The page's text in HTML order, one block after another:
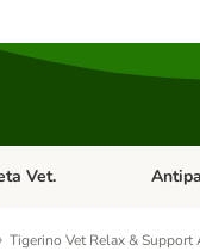
Cães
menu de categoria: Gatos
Vet. Abrir
Tigerino Vet Relax & Support